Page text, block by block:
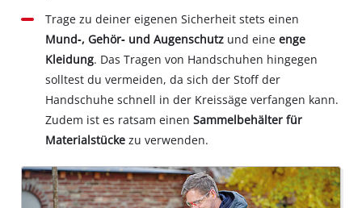
Trage zu deiner eigenen Sicherheit stets einen
Mund‐, Gehör‐ und Augenschutz und eineenge
Kleidung. Das Tragen von Handschuhen hingegen
solltest du vermeiden, da sich der Stoff der
Handschuhe schnell in der Kreissäge verfangen kann.
Zudem ist es ratsam einenSammelbehälter für
Materialstückezu verwenden.